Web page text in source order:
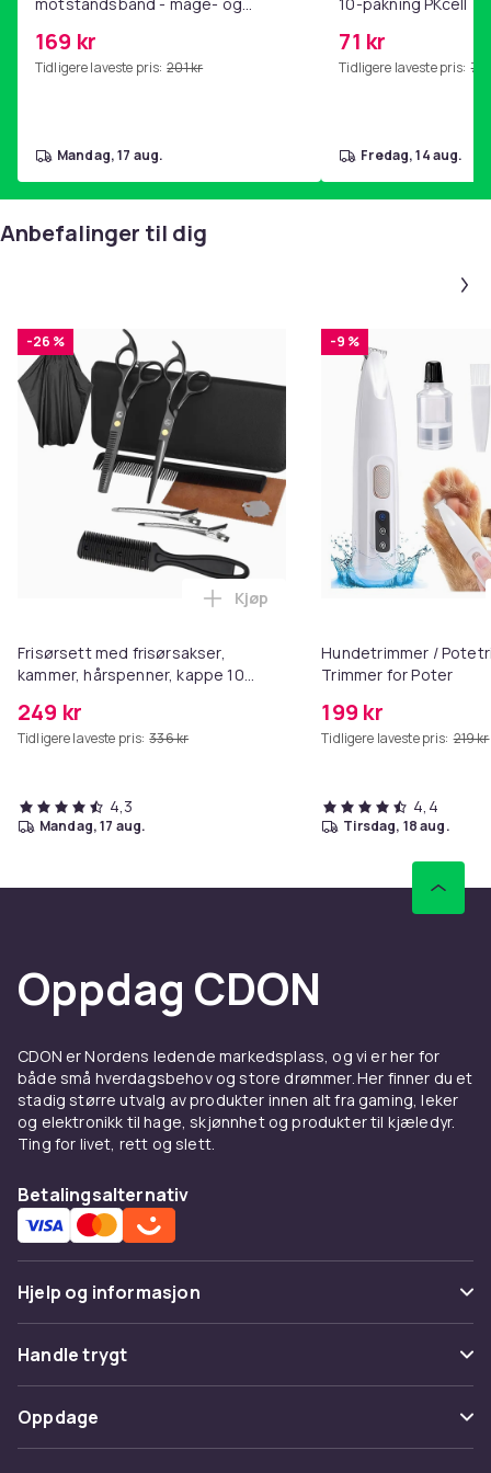
motstandsbånd - mage- og
hjemmegymnastikk Pink
169 kr
Tidligere laveste pris: 201 kr
mandag, 17 aug.
10-pakning PKcell
71 kr
Tidligere laveste pris: 76
fredag, 14 aug.
Anbefalinger til dig
-26 %
Frisørsett med frisørsakser,
kammer, hårspenner, kappe 10
249 kr
Tidligere laveste pris: 336 kr
Legg Frisørsett med
Kjøp
4,3
mandag, 17 aug.
-9 %
Hundetrimmer /
Trimmer for Poter
199 kr
Tidligere laveste pris: 219 kr
4,4
tirsdag, 18 aug.
Oppdag CDON
CDON er Nordens ledende markedsplass, og vi er her for
både små hverdagsbehov og store drømmer. Her finner du et
stadig større utvalg av produkter innen alt fra gaming, leker
og elektronikk til hage, skjønnhet og produkter til kjæledyr.
Ting for livet, rett og slett.
Betalingsalternativ
Hjelp og informasjon
Vanlige spørsmål
Spor pakke
Angre & returner her
Handle trygt
Betaling
Levering
Oppdage